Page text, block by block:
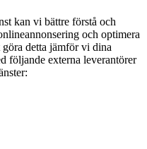
kan vi bättre förstå och
och optimera
detta jämför vi dina
följande externa leverantörer